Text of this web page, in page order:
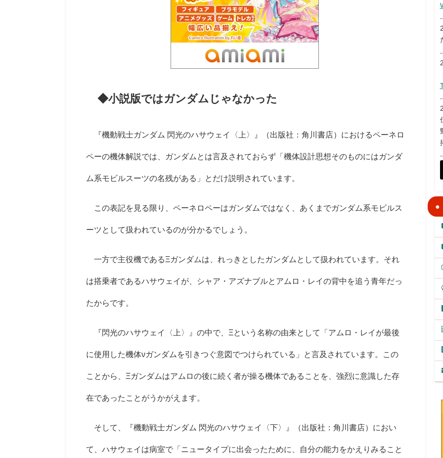
◆小説版ではガンダムじゃなかった
『機動戦士ガンダム 閃光のハサウェイ〈上〉』（出版社：角川書店）におけるペーネロ
ペーの機体解説では、ガンダムとは言及されておらず「機体設計思想そのものにはガンダ
ム系モビルスーツの名残がある」とだけ説明されています。
この表記を見る限り、ペーネロペーはガンダムではなく、あくまでガンダム系モビルス
ーツとして扱われているのが分かるでしょう。
一方で主役機であるΞガンダムは、れっきとしたガンダムとして扱われています。それ
は搭乗者であるハサウェイが、シャア・アズナブルとアムロ・レイの背中を追う青年だっ
たからです。
『閃光のハサウェイ〈上〉』の中で、 Ξという名称の由来として「アムロ・レイが最後
に使用した機体νガンダムを引きつぐ意図でつけられている」と言及されています。この
ことから、 Ξガンダムはアムロの後に続く者が操る機体であることを、強烈に意識した存
在であったことがうかがえます。
そして、『機動戦士ガンダム 閃光のハサウェイ〈下〉』（出版社：角川書店）におい
て、ハサウェイは病室で「ニュータイプに出会ったために、自分の能力をかえりみること